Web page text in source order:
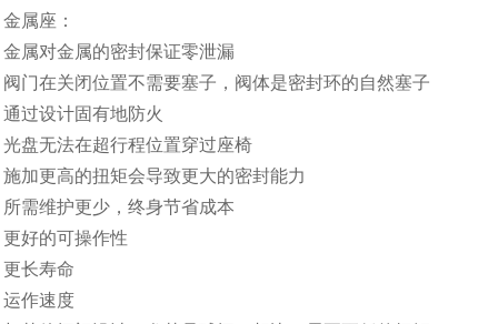
金属座：
金属对金属的密封保证零泄漏
阀门在关闭位置不需要塞子，阀体是密封环的自然塞子
通过设计固有地防火
光盘无法在超行程位置穿过座椅
施加更高的扭矩会导致更大的密封能力
所需维护更少，终身节省成本
更好的可操作性
更长寿命
运作速度